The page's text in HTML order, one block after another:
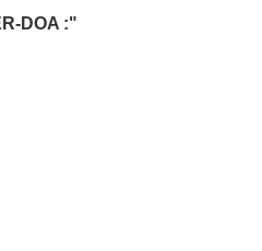
DOA :"